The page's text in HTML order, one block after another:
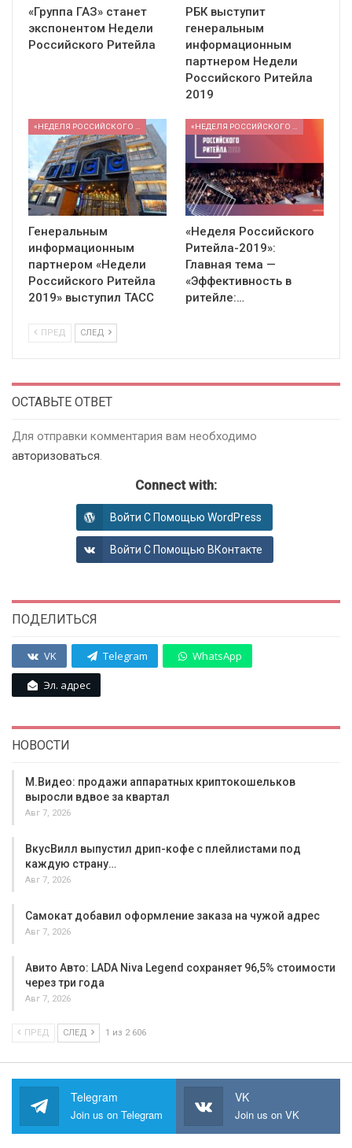
«Группа ГАЗ» станет
экспонентом Недели
Российского Ритейла
РБК выступит
генеральным
информационным
партнером Недели
Российского Ритейла
2019
Генеральным
информационным
партнером «Недели
Российского Ритейла
2019» выступил ТАСС
«Неделя Российского
Ритейла-2019»:
Главная тема —
«Эффективность в
ритейле:…
ПРЕД СЛЕД
ОСТАВЬТЕ ОТВЕТ
Для отправки комментария вам необходимо
авторизоваться.
Connect with:
Войти С Помощью WordPress
Войти С Помощью ВКонтакте
ПОДЕЛИТЬСЯ
VK Telegram WhatsApp
Эл. адрес
НОВОСТИ
М.Видео: продажи аппаратных криптокошельков
выросли вдвое за квартал
Авг 7, 2026
ВкусВилл выпустил дрип-кофе с плейлистами под
каждую страну…
Авг 7, 2026
Самокат добавил оформление заказа на чужой адрес
Авг 7, 2026
Авито Авто: LADA Niva Legend сохраняет 96,5% стоимости
через три года
Авг 7, 2026
ПРЕД СЛЕД 1 из 2 606
Telegram
Join us on Telegram
VK
Join us on VK